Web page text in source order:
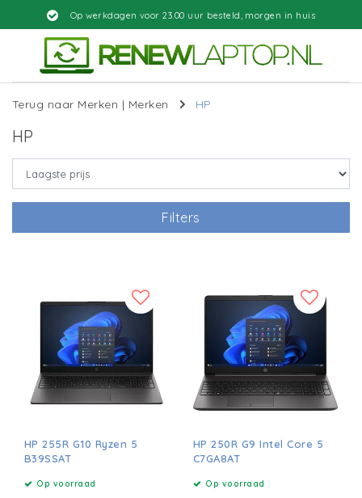
in huis Gratis bezorgd
Terug naar Merken | Merken HP
HP
Filters
HP 255R G10 Ryzen 5
B39SSAT
Op voorraad
HP 250R G9 Intel Core 5
C7GA8AT
Op voorraad